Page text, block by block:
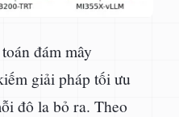
đám mây
giải pháp tối ưu
đô la bỏ ra. Theo